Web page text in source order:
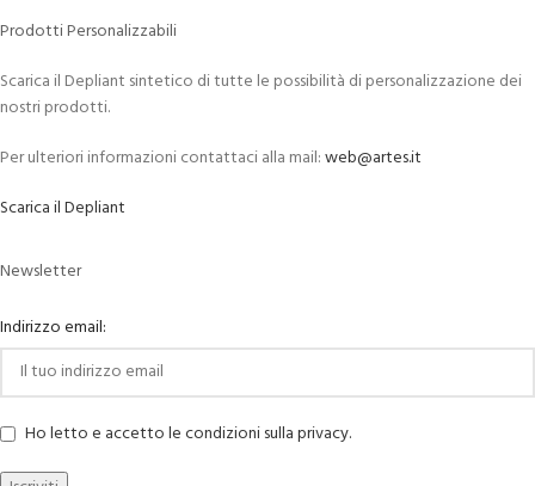
Prodotti Personalizzabili
Scarica il Depliant sintetico di tutte le possibilità di personalizzazione dei
nostri prodotti.
Per ulteriori informazioni contattaci alla mail:web@artes.it
Scarica il Depliant
Newsletter
Indirizzo email:
Ho letto e accetto le condizioni sulla privacy.